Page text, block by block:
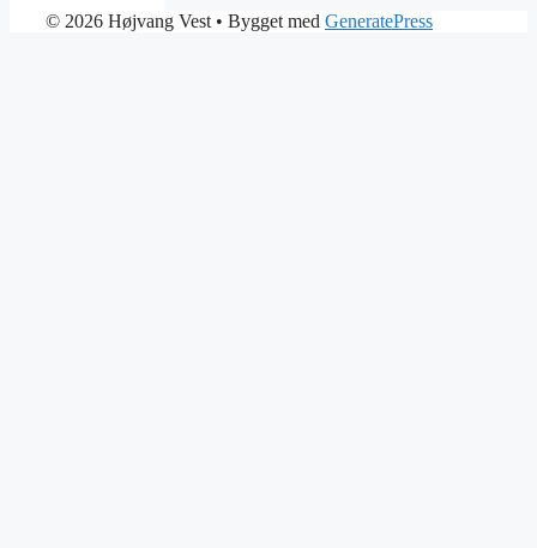
© 2026 Højvang Vest • Bygget med GeneratePress